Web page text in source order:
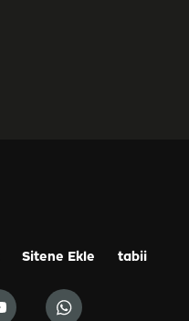
Sitene Ekle tabii